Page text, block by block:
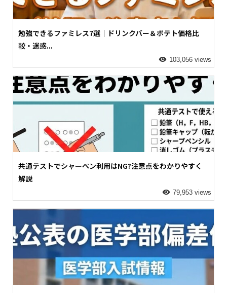
勉強できるファミレス7選｜ドリンクバー＆ポテト価格比
較・迷惑...
103,056 views
共通テストでシャーペン利用はNG?注意点をわかりやすく
解説
79,953 views